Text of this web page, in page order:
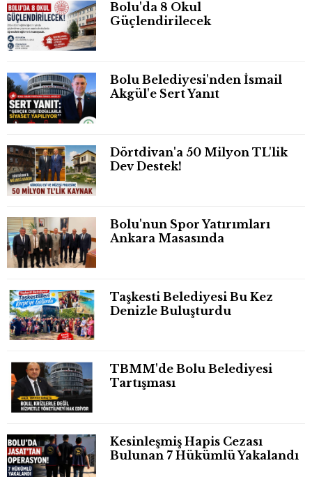
Bolu'da 8 Okul
Güçlendirilecek
Bolu Belediyesi'nden İsmail
Akgül'e Sert Yanıt
Dörtdivan'a 50 Milyon TL'lik
Dev Destek!
Bolu'nun Spor Yatırımları
Ankara Masasında
Taşkesti Belediyesi Bu Kez
Denizle Buluşturdu
TBMM'de Bolu Belediyesi
Tartışması
Kesinleşmiş Hapis Cezası
Bulunan 7 Hükümlü Yakalandı